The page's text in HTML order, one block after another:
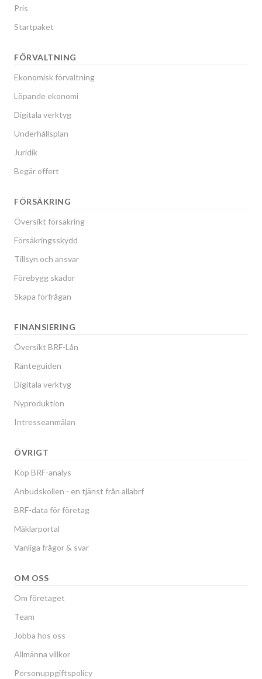
Pris
Startpaket
FÖRVALTNING
Ekonomisk förvaltning
Löpande ekonomi
Digitala verktyg
Underhållsplan
Juridik
Begär offert
FÖRSÄKRING
Översikt försäkring
Försäkringsskydd
Tillsyn och ansvar
Förebygg skador
Skapa förfrågan
FINANSIERING
Översikt BRF-Lån
Ränteguiden
Digitala verktyg
Nyproduktion
Intresseanmälan
ÖVRIGT
Köp BRF-analys
Anbudskollen - en tjänst från allabrf
BRF-data för företag
Mäklarportal
Vanliga frågor & svar
OM OSS
Om företaget
Team
Jobba hos oss
Allmänna villkor
Personuppgiftspolicy